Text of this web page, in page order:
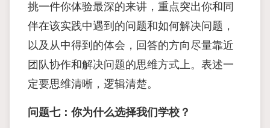
挑一件你体验最深的来讲，重点突出你和同
伴在该实践中遇到的问题和如何解决问题，
以及从中得到的体会，回答的方向尽量靠近
团队协作和解决问题的思维方式上。表述一
定要思维清晰，逻辑清楚。
问题七：你为什么选择我们学校？